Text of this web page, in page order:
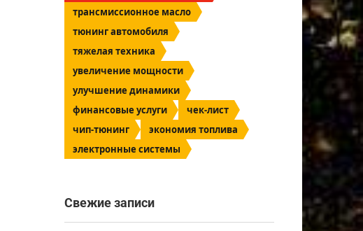
трансмиссионное масло
тюнинг автомобиля
тяжелая техника
увеличение мощности
улучшение динамики
финансовые услуги
чек-лист
чип-тюнинг
экономия топлива
электронные системы
Свежие записи